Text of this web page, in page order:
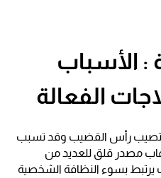
: الأسباب
الفعالة
تصيب رأس القضيب وقد تسبب
مصدر قلق للعديد من
يرتبط بسوء النظافة الشخصية